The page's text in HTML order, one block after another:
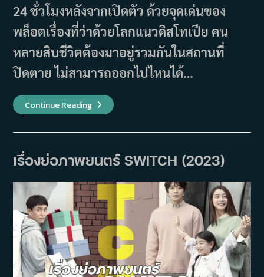
24 ชั่วโมงหลังจากเปิดตัว ด้วยจุดเด่นของ
พล็อตเรื่องที่ว่าด้วยโลกแนวดิสโทเปีย คน
หลายสิบชีวิตต้องมาอยู่รวมกันในสถานที่
ปิดตาย ไม่สามารถออกไปไหนได้…
Continue Readingรีวิว
Sweet
–
ทุก
คน
ก็มี
“สัตว์
ประหลาด”
ซ่อน
อยู่
ใน
ตัว
เอง
เรื่องย่อภาพยนตร์ SWITCH (2023)